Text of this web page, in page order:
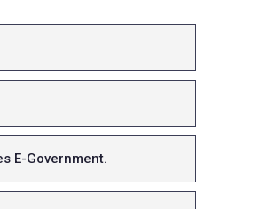
E-Government.